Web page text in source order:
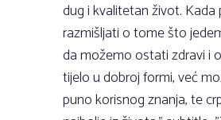
dug i kvalitetan život.
razmišljati o tome što
da možemo ostati zdravi i
tijelo u dobroj formi, već
puno korisnog znanja, te